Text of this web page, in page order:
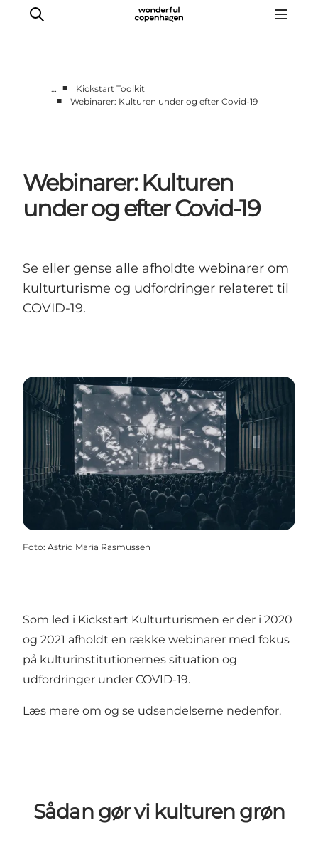
Om Wonderful Copenhagen
… ■
Kickstart Toolkit
■
Webinarer: Kulturen under og efter Covid-19
Webinarer: Kulturen
under og efter Covid-19
Se eller gense alle afholdte webinarer om
kulturturisme og udfordringer relateret til
COVID-19.
Foto: Astrid Maria Rasmussen
Som led i Kickstart Kulturturismen er der i 2020
og 2021 afholdt en række webinarer med fokus
på kulturinstitutionernes situation og
udfordringer under COVID-19.
Læs mere om og se udsendelserne nedenfor.
Sådan gør vi kulturen grøn